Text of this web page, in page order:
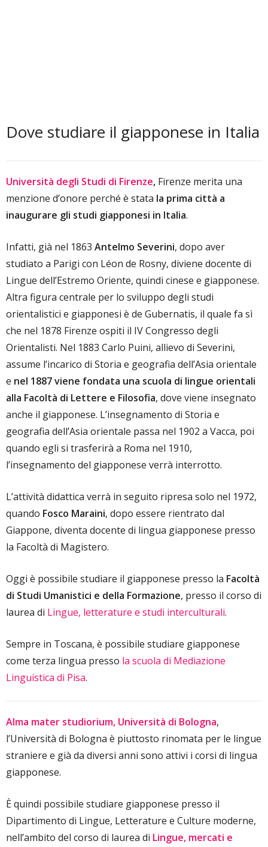
Dove studiare il giapponese in Italia
Università degli Studi di Firenze, Firenze merita una
menzione d’onore perché è stata la prima città a
inaugurare gli studi giapponesi in Italia.
Infatti, già nel 1863 Antelmo Severini, dopo aver
studiato a Parigi con Léon de Rosny, diviene docente di
Lingue dell’Estremo Oriente, quindi cinese e giapponese.
Altra figura centrale per lo sviluppo degli studi
orientalistici e giapponesi è de Gubernatis, il quale fa sì
che nel 1878 Firenze ospiti il IV Congresso degli
Orientalisti. Nel 1883 Carlo Puini, allievo di Severini,
assume l’incarico di Storia e geografia dell’Asia orientale
e nel 1887 viene fondata una scuola di lingue orientali
alla Facoltà di Lettere e Filosofia, dove viene insegnato
anche il giapponese. L’insegnamento di Storia e
geografia dell’Asia orientale passa nel 1902 a Vacca, poi
quando egli si trasferirà a Roma nel 1910,
l’insegnamento del giapponese verrà interrotto.
L’attività didattica verrà in seguito ripresa solo nel 1972,
quando Fosco Maraini, dopo essere rientrato dal
Giappone, diventa docente di lingua giapponese presso
la Facoltà di Magistero.
Oggi è possibile studiare il giapponese presso la Facoltà
di Studi Umanistici e della Formazione, presso il corso di
laurea di Lingue, letterature e studi interculturali.
Sempre in Toscana, è possibile studiare giapponese
come terza lingua presso la scuola di Mediazione
Linguistica di Pisa.
Alma mater studiorium, Università di Bologna,
l’Università di Bologna è piuttosto rinomata per le lingue
straniere e già da diversi anni sono attivi i corsi di lingua
giapponese.
È quindi possibile studiare giapponese presso il
Dipartimento di Lingue, Letterature e Culture moderne,
nell’ambito del corso di laurea di Lingue, mercati e